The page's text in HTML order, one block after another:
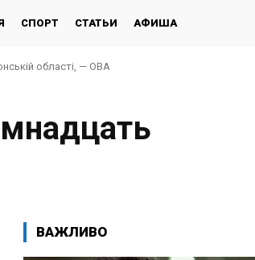
СПОРТ СТАТЬИ АФИША
області, — ОВА
ВАЖЛИВО